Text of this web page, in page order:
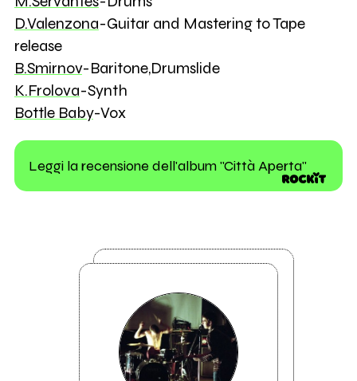
D.Valenzona-Guitar and Mastering to Tape
release
B.Smirnov-Baritone,Drumslide
K.Frolova-Synth
Bottle Baby-Vox
Leggi la recensione dell'album "Città Aperta"